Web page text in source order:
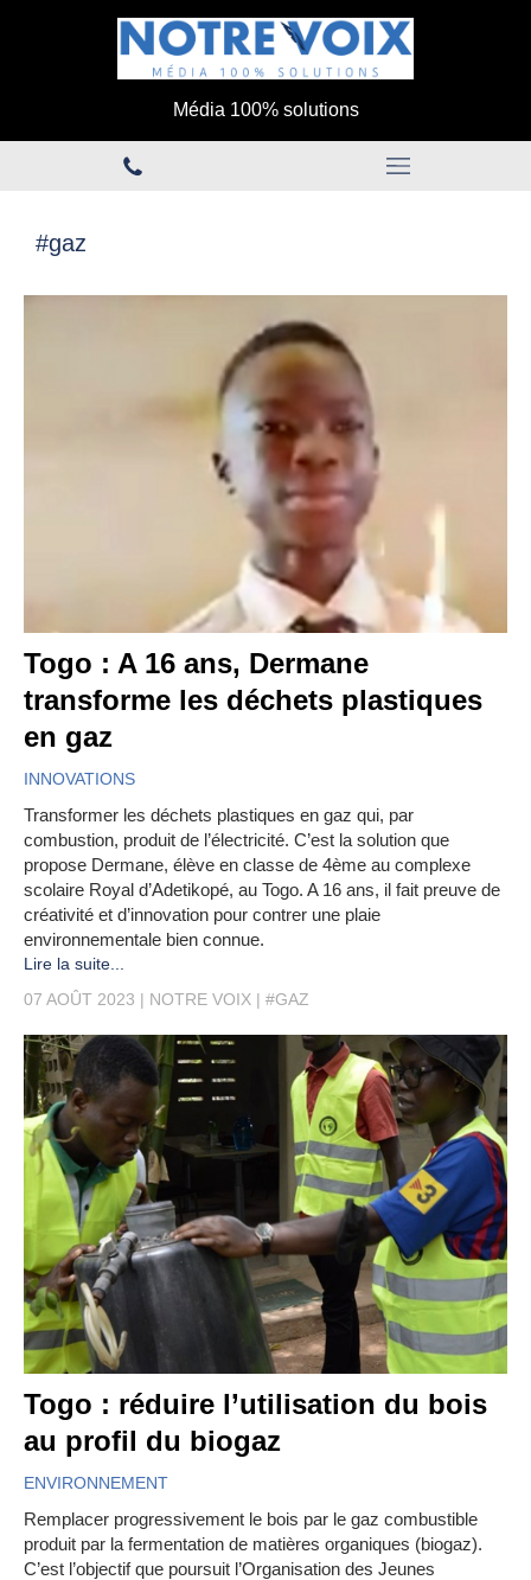
Média 100% solutions
#gaz
Togo : A 16 ans, Dermane
transforme les déchets plastiques
en gaz
INNOVATIONS
Transformer les déchets plastiques en gaz qui, par
combustion, produit de l’électricité. C’est la solution que
propose Dermane, élève en classe de 4ème au complexe
scolaire Royal d’Adetikopé, au Togo. A 16 ans, il fait preuve de
créativité et d’innovation pour contrer une plaie
environnementale bien connue.
Lire la suite...
07 AOÛT 2023
NOTRE VOIX #GAZ
Togo : réduire l’utilisation du bois
au profil du biogaz
ENVIRONNEMENT
Remplacer progressivement le bois par le gaz combustible
produit par la fermentation de matières organiques (biogaz).
C’est l’objectif que poursuit l’Organisation des Jeunes